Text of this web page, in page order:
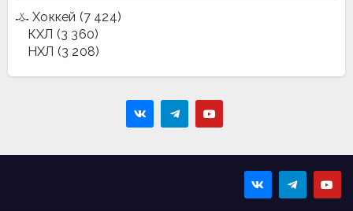
Хоккей (7 424)
КХЛ (3 360)
НХЛ (3 208)